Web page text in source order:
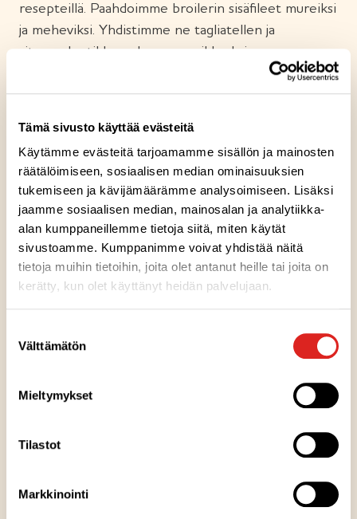
Tämä sivusto käyttää evästeitä
Käytämme evästeitä tarjoamamme sisällön ja mainosten
räätälöimiseen, sosiaalisen median ominaisuuksien
tukemiseen ja kävijämäärämme analysoimiseen. Lisäksi
jaamme sosiaalisen median, mainosalan ja analytiikka-
alan kumppaneillemme tietoja siitä, miten käytät
sivustoamme. Kumppanimme voivat yhdistää näitä
tietoja muihin tietoihin, joita olet antanut heille tai joita on
kerätty, kun olet käyttänyt heidän palvelujaan.
valinta
Välttämätön
Mieltymykset
Tilastot
Markkinointi
resepteillä. Paahdoimme broilerin sisäfileet mureiksi
ja meheviksi. Yhdistimme ne tagliatellen ja
sitruunakastikkeen kanssa raikkaaksi
kokonaisuudeksi. Maustoimme sitruunakastikkeen
italialaiseen tapaan parmesaani-juustolla ja toimme
Makuterveisiä Amalfin rannikolta Sorrenton
kaupungista! Prego!
Ainesosat
Säilytysohje
Valmistuspaikka